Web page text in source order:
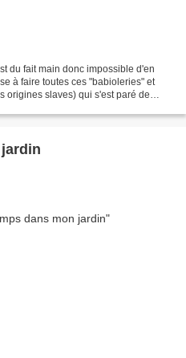
du fait main donc impossible d'en
à faire toutes ces "babioleries" et
origines slaves) qui s'est paré de